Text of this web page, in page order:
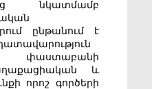
նկատմամբ
ընթանում է
և
որոշ գործերի